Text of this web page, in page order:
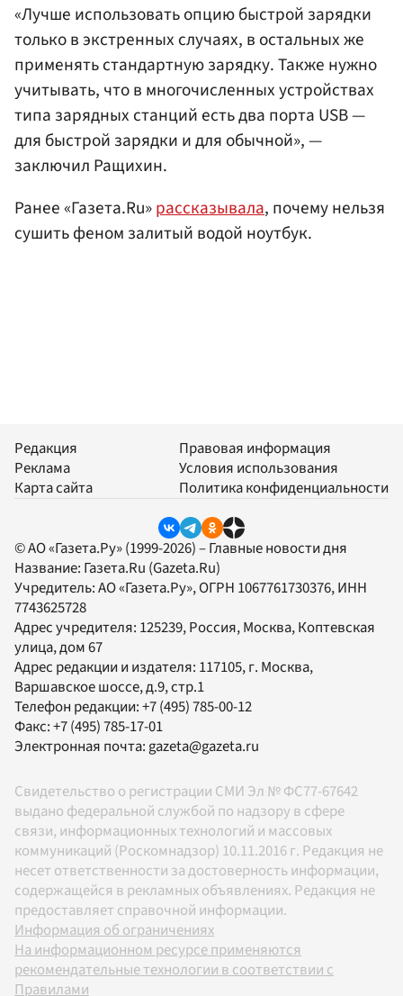
«Лучше использовать опцию быстрой зарядки
только в экстренных случаях, в остальных же
применять стандартную зарядку. Также нужно
учитывать, что в многочисленных устройствах
типа зарядных станций есть два порта USB —
для быстрой зарядки и для обычной», —
заключил Ращихин.
Ранее «Газета.Ru»рассказывала, почему нельзя
сушить феном залитый водой ноутбук.
Редакция
Реклама
Карта сайта
Правовая информация
Условия использования
Политика конфиденциальности
© АО «Газета.Ру» (1999-2026) – Главные новости дня
Название: Газета.Ru (Gazeta.Ru)
Учредитель:АО «Газета.Ру», ОГРН 1067761730376, ИНН
7743625728
Адрес учредителя: 125239, Россия, Москва, Коптевская
улица, дом 67
Адрес редакции и издателя: 117105, г. Москва,
Варшавское шоссе, д.9, стр.1
Телефон редакции:+7 (495) 785-00-12
Факс:+7 (495) 785-17-01
Электронная почта: gazeta@gazeta.ru
Свидетельство о регистрации СМИ Эл № ФС77-67642
выдано федеральной службой по надзору в сфере
связи, информационных технологий и массовых
коммуникаций (Роскомнадзор) 10.11.2016 г. Редакция не
несет ответственности за достоверность информации,
содержащейся в рекламных объявлениях. Редакция не
предоставляет справочной информации.
Информация об ограничениях
На информационном ресурсе применяются
рекомендательные технологии в соответствии с
Правилами